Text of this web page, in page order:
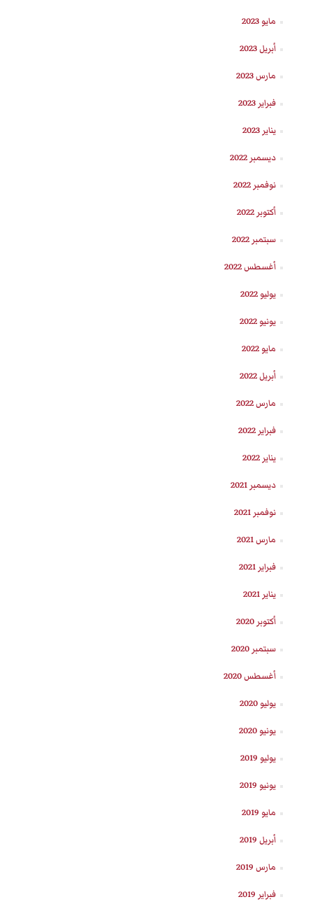
مايو 2023
أبريل 2023
مارس 2023
فبراير 2023
يناير 2023
ديسمبر 2022
نوفمبر 2022
أكتوبر 2022
سبتمبر 2022
أغسطس 2022
يوليو 2022
يونيو 2022
مايو 2022
أبريل 2022
مارس 2022
فبراير 2022
يناير 2022
ديسمبر 2021
نوفمبر 2021
مارس 2021
فبراير 2021
يناير 2021
أكتوبر 2020
سبتمبر 2020
أغسطس 2020
يوليو 2020
يونيو 2020
يوليو 2019
يونيو 2019
مايو 2019
أبريل 2019
مارس 2019
فبراير 2019